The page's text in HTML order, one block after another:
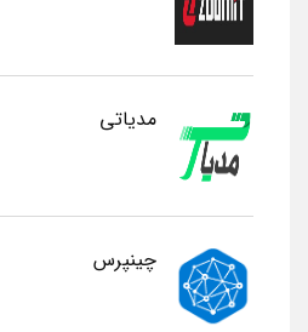
مدیاتی
چینپرس